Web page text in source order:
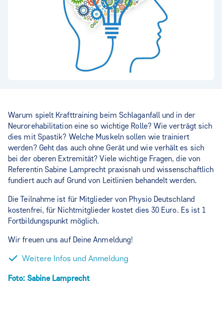
Warum spielt Krafttraining beim Schlaganfall und in der
Neurorehabilitation eine so wichtige Rolle? Wie verträgt sich
dies mit Spastik? Welche Muskeln sollen wie trainiert
werden? Geht das auch ohne Gerät und wie verhält es sich
bei der oberen Extremität? Viele wichtige Fragen, die von
Referentin Sabine Lamprecht praxisnah und wissenschaftlich
fundiert auch auf Grund von Leitlinien behandelt werden.
Die Teilnahme ist für Mitglieder von Physio Deutschland
kostenfrei, für Nichtmitglieder kostet dies 30 Euro. Es ist 1
Fortbildungspunkt möglich.
Wir freuen uns auf Deine Anmeldung!
Weitere Infos und Anmeldung
Foto: Sabine Lamprecht